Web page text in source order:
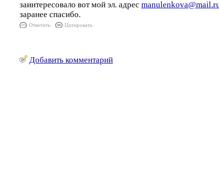
заинтересовало вот мой эл. адрес
заранее спасибо.
Ответить Цитировать
Добавить комментарий